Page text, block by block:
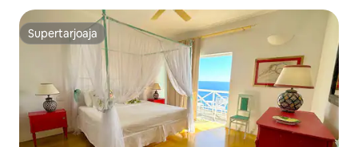
Supertarjoaja
Supertarjoaja